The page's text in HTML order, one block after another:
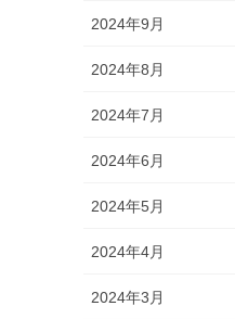
2024年9月
2024年8月
2024年7月
2024年6月
2024年5月
2024年4月
2024年3月